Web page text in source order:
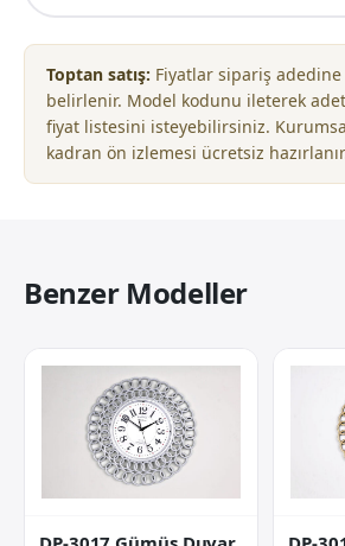
Toptan satış: Fiyatlar sipariş
belirlenir. Model kodunu ileterek
fiyat listesini isteyebilirsiniz.
kadran ön izlemesi ücretsiz
Benzer Modeller